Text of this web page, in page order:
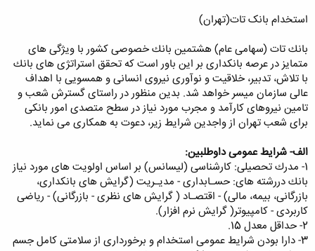
استخدام بانک تات(تهران)
بانك تات (سهامی عام) هشتمین بانك خصوصی كشور با ویژگی های
متمایز در عرصه بانكداری بر این باور است كه تحقق استراتژی های بانك
با تلاش، تدبیر، خلاقیت و نوآوری نیروی انسانی و همسویی با اهداف
عالی سازمان میسر خواهد شد. بدین منظور در راستای گسترش شعب و
تامین نیروهای كارآمد و مجرب مورد نیاز در سطح متصدی امور بانكی
برای شعب تهران از واجدین شرایط زیر، دعوت به همكاری می نماید.
الف- شرایط عمومی داوطلبین:
1- مدرك تحصیلی: كارشناسی (لیسانس) بر اساس اولویت های مورد نیاز
بانك دررشته های: حسـابداری - مدیـریت (گرایش های بانكداری،‌
بازرگانی، بیمه، مالی) - اقتصـاد ( گرایش های نظری - بازرگانی) - ریاضی
كاربردی - كامپیوتر( گرایش نرم افزار).
2- حداقل معدل 15.
3- دارا بودن شرایط عمومی استخدام و برخورداری از سلامتی كامل جسم